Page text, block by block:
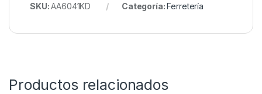
SKU:AA6041KD Categoría:Ferretería
Productos relacionados